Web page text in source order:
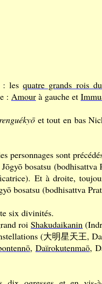
: les quatre grands rois
: Amour à gauche et
et tout en bas
personnages sont
Jōgyō bosatsu
Et à droite,
bosatsu (bodhisattva
six divinités.
roiShakudaikanin
(大明星天王,
, Daïrokutenmaō,